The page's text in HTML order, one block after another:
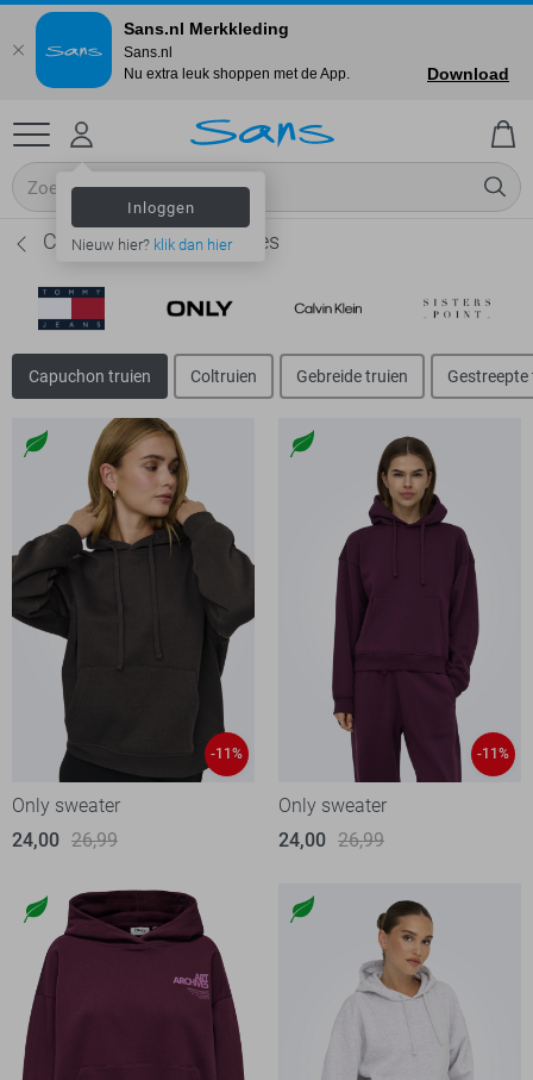
Inloggen
Nieuw hier? klik dan hier
Capuchon truien - Dames
Capuchon truien Coltruien Gebreide truien
-11%
Only sweater
24,00 26,99
-11%
Only sweater
24,00 26,99
Sans.nl Merkkleding
Sans.nl
Nu extra leuk shoppen met de App.
Download